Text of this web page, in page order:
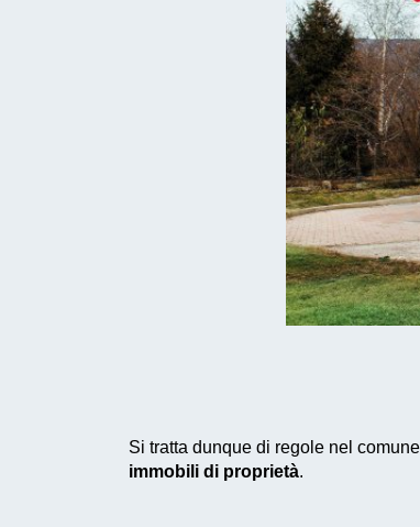
Si tratta dunque di regole nel
immobili di proprietà.